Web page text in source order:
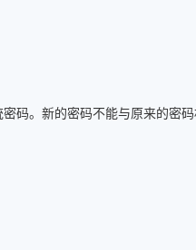
码。新的密码不能与原来的密